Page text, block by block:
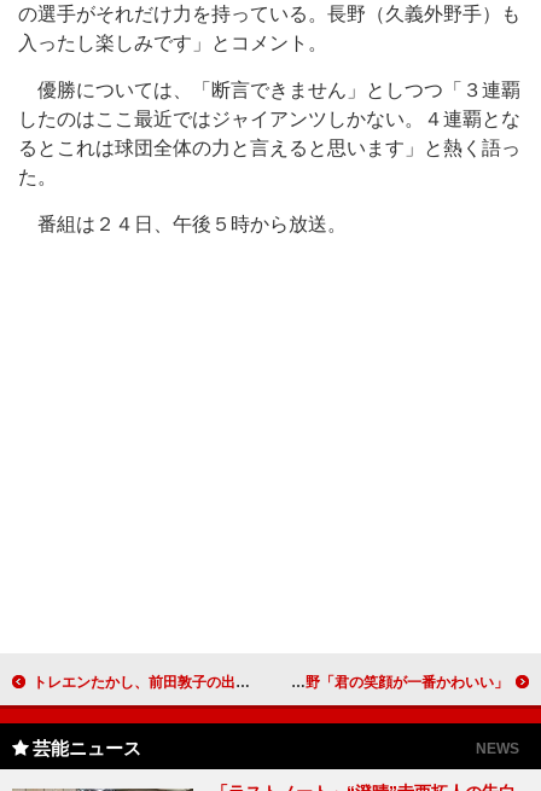
の選手がそれだけ力を持っている。長野（久義外野手）も
入ったし楽しみです」とコメント。
優勝については、「断言できません」としつつ「３連覇
したのはここ最近ではジャイアンツしかない。４連覇とな
るとこれは球団全体の力と言えると思います」と熱く語っ
た。
番組は２４日、午後５時から放送。
トレエンたかし、前田敦子の出産を祝福 「僕の元カノが出産した感じ…」 永野芽郁＆北村匠海が胸キュンセリフ披露 永野「君の笑顔が一番かわいい」
芸能ニュース NEWS